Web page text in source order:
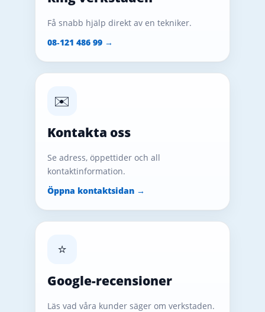
Få snabb hjälp direkt av en tekniker.
08‑121 486 99 →
✉️
Kontakta oss
Se adress, öppettider och all
kontaktinformation.
Öppna kontaktsidan →
⭐
Google-recensioner
Läs vad våra kunder säger om verkstaden.